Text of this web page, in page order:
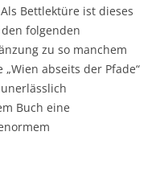
Bettlektüre ist dieses
folgenden
zu so manchem
abseits der Pfade“
Buch eine